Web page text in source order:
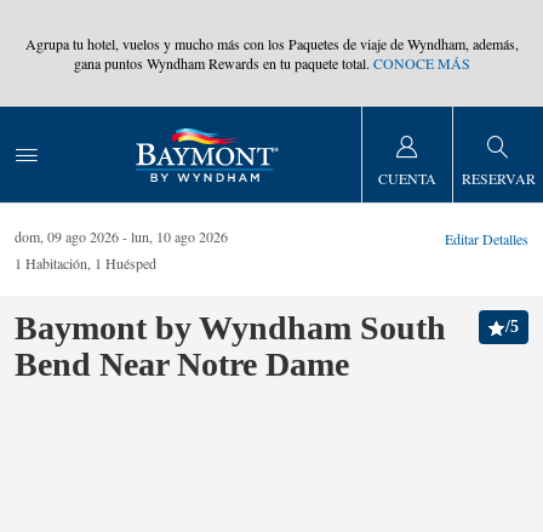
Agrupa tu hotel, vuelos y mucho más con los Paquetes de viaje de Wyndham, además,
gana puntos Wyndham Rewards en tu paquete total. CONOCE MÁS
CUENTA RESERVAR
dom, 09 ago 2026
lun, 10 ago 2026
1 Habitación 1 Huésped
Editar Detalles
Baymont by Wyndham South
Bend Near Notre Dame
/5